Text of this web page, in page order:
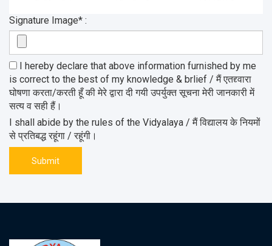
Signature Image* :
I hereby declare that above information furnished by me
is correct to the best of my knowledge & brlief / मैं एतद्द्वारा
घोषणा करता/करती हूँ की मेरे द्वारा दी गयी उपर्युक्त सूचना मेरी जानकारी में
सत्य व सही हैं।
I shall abide by the rules of the Vidyalaya / मैं विद्यालय के नियमों
से प्रतिबद्ध रहूंगा / रहूंगी।
Submit